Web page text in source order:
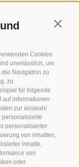
Cookies
unerlässlich, um
Navigation zu
zu
für folgende
auf informationen
zur auswahl
personalisierte
personalisierter
von inhalten,
inhalte,
von
oder
gelesen und
meiner